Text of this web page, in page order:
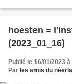
hoesten =
(2023_01_16)
Publié le 16/01/2023
Par les amis du